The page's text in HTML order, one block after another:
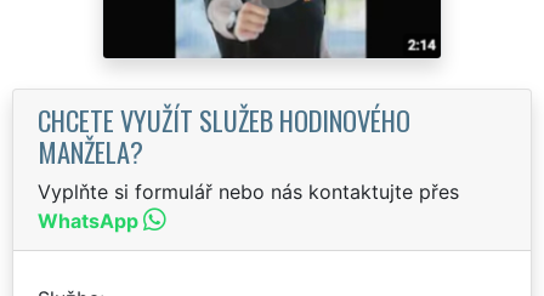
CHCETE VYUŽÍT SLUŽEB HODINOVÉHO
MANŽELA?
Vyplňte si formulář nebo nás kontaktujte přes
WhatsApp